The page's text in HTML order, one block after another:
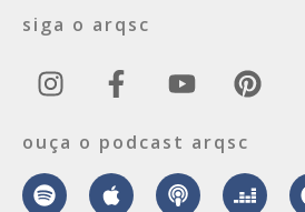
siga o arqsc
ouça o podcast arqsc